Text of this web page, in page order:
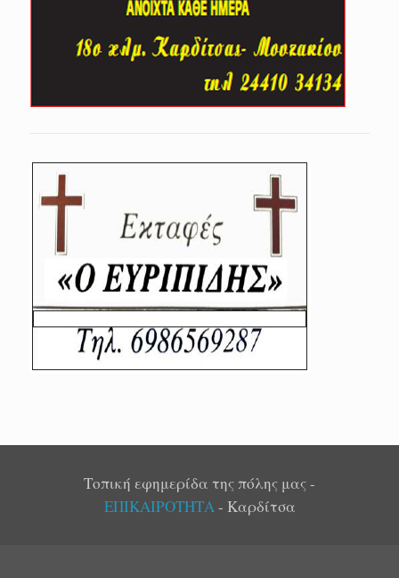
Τοπική εφημερίδα της πόλης μας -
ΕΠΙΚΑΙΡΟΤΗΤΑ- Καρδίτσα